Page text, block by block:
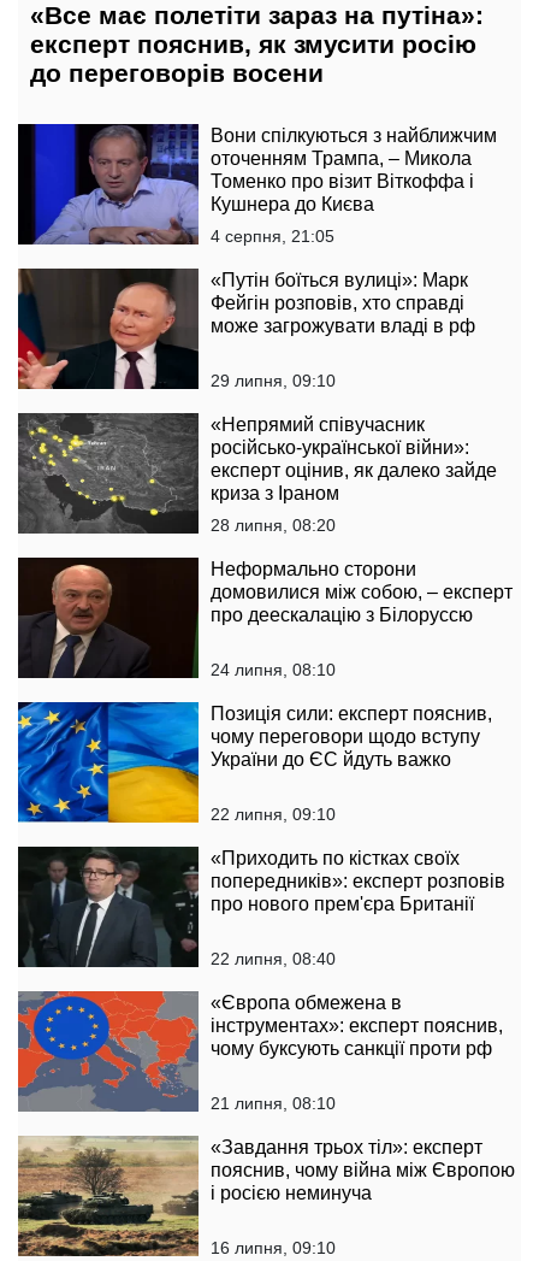
«Все має полетіти зараз на путіна»:
експерт пояснив, як змусити росію
до переговорів восени
Вони спілкуються з найближчим
оточенням Трампа, – Микола
Томенко про візит Віткоффа і
Кушнера до Києва
4 серпня, 21:05
«Путін боїться вулиці»: Марк
Фейгін розповів, хто справді
може загрожувати владі в рф
29 липня, 09:10
«Непрямий співучасник
російсько-української війни»:
експерт оцінив, як далеко зайде
криза з Іраном
28 липня, 08:20
Неформально сторони
домовилися між собою, – експерт
про деескалацію з Білоруссю
24 липня, 08:10
Позиція сили: експерт пояснив,
чому переговори щодо вступу
України до ЄС йдуть важко
22 липня, 09:10
«Приходить по кістках своїх
попередників»: експерт розповів
про нового прем'єра Британії
22 липня, 08:40
«Європа обмежена в
інструментах»: експерт пояснив,
чому буксують санкції проти рф
21 липня, 08:10
«Завдання трьох тіл»: експерт
пояснив, чому війна між Європою
і росією неминуча
16 липня, 09:10